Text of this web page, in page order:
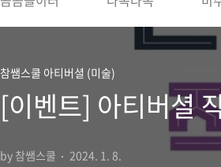
참쌤스쿨 아티버셜 (미술)
[이벤트] 아티버셜
by 참쌤스쿨 2024. 1. 8.